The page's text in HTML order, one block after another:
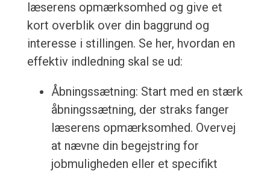
læserens opmærksomhed og give et
kort overblik over din baggrund og
interesse i stillingen. Se her, hvordan en
effektiv indledning skal se ud:
Åbningssætning: Start med en stærk
åbningssætning, der straks fanger
læserens opmærksomhed. Overvej
at nævne din begejstring for
jobmuligheden eller et specifikt